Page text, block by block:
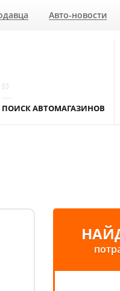
Авто-новости
ПОИСК АВТОМАГАЗИНОВ